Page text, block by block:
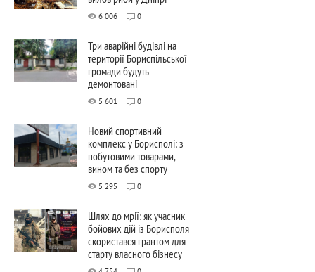
6 006 0
Три аварійні будівлі на
території Бориспільської
громади будуть
демонтовані
5 601 0
Новий спортивний
комплекс у Борисполі: з
побутовими товарами,
вином та без спорту
5 295 0
Шлях до мрії: як учасник
бойових дій із Борисполя
скористався грантом для
старту власного бізнесу